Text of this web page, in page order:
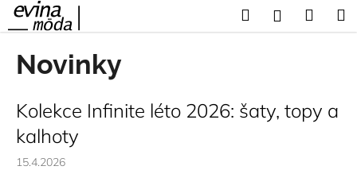
Přejít
obsah
HledatPřihlášení
Novinky
V
ý
p
Kolekce Infinite léto 2026: šaty, topy a
kalhoty
15.4.2026
o
o
p
o